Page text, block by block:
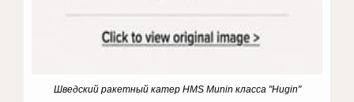
Шведский ракетный катер HMS Munin класса "Hugin"